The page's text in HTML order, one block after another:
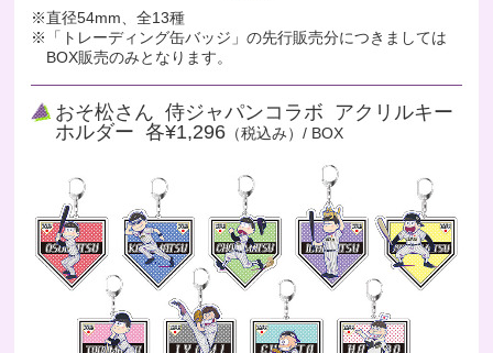
※直径54mm、全13種
※「トレーディング缶バッジ」の先行販売分につきましては
BOX販売のみとなります。
おそ松さん 侍ジャパンコラボ アクリルキー
ホルダー 各¥1,296 （税込み）/ BOX